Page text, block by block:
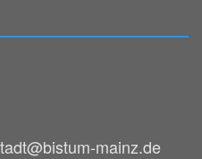
mainz.de